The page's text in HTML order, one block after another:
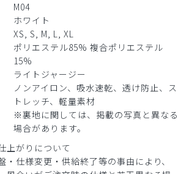
M04
ホワイト
XS, S, M, L, XL
ポリエステル85% 複合ポリエステル
15%
ライトジャージー
ノンアイロン、吸水速乾、透け防止、ス
トレッチ、軽量素材
※裏地に関しては、掲載の写真と異なる
場合があります。
上がりについて
・仕様変更・供給終了等の事由により、